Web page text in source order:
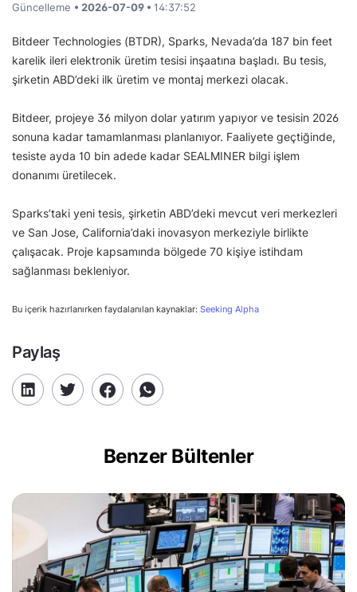
Güncelleme • 2026-07-09 • 14:37:52
Bitdeer Technologies (BTDR), Sparks, Nevada’da 187 bin feet
karelik ileri elektronik üretim tesisi inşaatına başladı. Bu tesis,
şirketin ABD’deki ilk üretim ve montaj merkezi olacak.
Bitdeer, projeye 36 milyon dolar yatırım yapıyor ve tesisin 2026
sonuna kadar tamamlanması planlanıyor. Faaliyete geçtiğinde,
tesiste ayda 10 bin adede kadar SEALMINER bilgi işlem
donanımı üretilecek.
Sparks’taki yeni tesis, şirketin ABD’deki mevcut veri merkezleri
ve San Jose, California’daki inovasyon merkeziyle birlikte
çalışacak. Proje kapsamında bölgede 70 kişiye istihdam
sağlanması bekleniyor.
Bu içerik hazırlanırken faydalanılan kaynaklar: Seeking Alpha
Paylaş
Benzer Bültenler